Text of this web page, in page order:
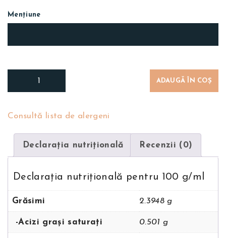
Mențiune
ADAUGĂ ÎN COȘ
Consultă lista de alergeni
Declarația nutriţională Recenzii (0)
Declarația nutriţională pentru 100 g/ml
Grăsimi 2.3948 g
-Acizi grași saturați 0.501 g